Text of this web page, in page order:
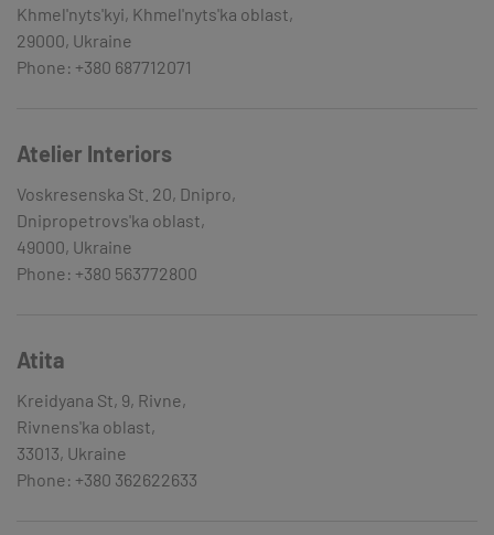
Khmel'nyts'kyi, Khmel'nyts'ka oblast,
29000, Ukraine
Phone: +380 687712071
Atelier Interiors
Voskresenska St. 20, Dnipro,
Dnipropetrovs'ka oblast,
49000, Ukraine
Phone: +380 563772800
Atita
Kreidyana St, 9, Rivne,
Rivnens'ka oblast,
33013, Ukraine
Phone: +380 362622633